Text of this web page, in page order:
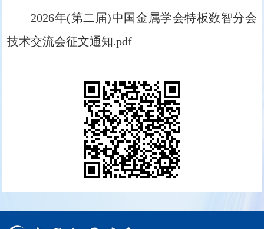
2026年(第二届)中国金属学会特板数智分会
技术交流会征文通知.pdf